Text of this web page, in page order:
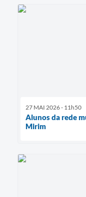
27 MAI 2026 - 11h50
Alunos da rede
Mirim